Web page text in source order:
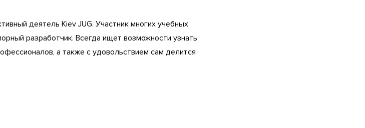
деятель Kiev JUG. Участник многих учебных
разработчик. Всегда ищет возможности узнать
а также с удовольствием сам делится